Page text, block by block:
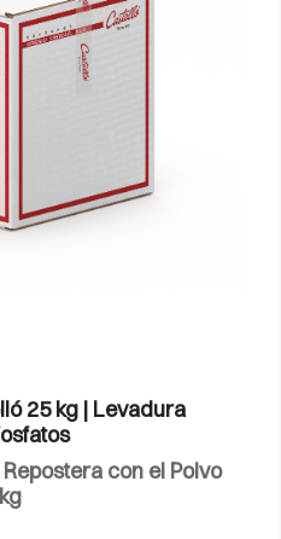
25 kg | Levadura
con el Polvo